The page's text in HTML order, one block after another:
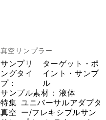
真空サンプラー
サンプリ
ングタイ
プ：
ターゲット・ポ
イント・サンプ
ル
サンプル素材：
液体
特集
真空
ユニバーサルアダプタ
ー/フレキシブルサン